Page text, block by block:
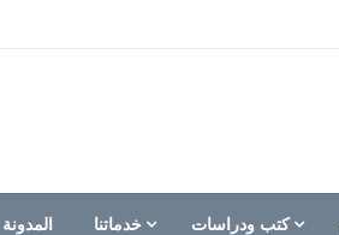
كتب ودراسات خدماتنا المدونة